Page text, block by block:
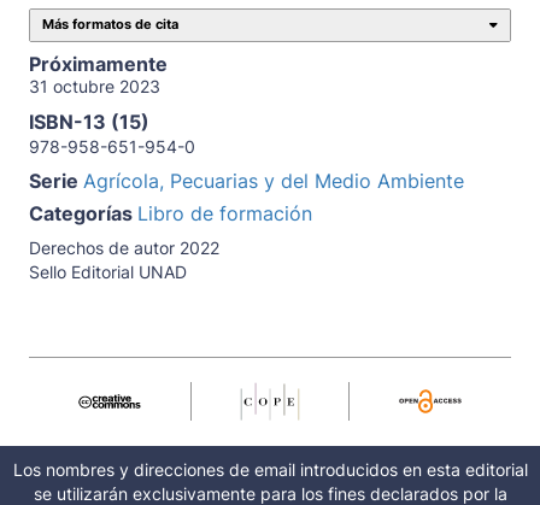
ISBN-13 (15)
978-958-651-954-0
Más formatos de cita
Serie Agrícola, Pecuarias y del Medio Ambiente
Categorías Libro de formación
Derechos de autor 2022
Sello Editorial UNAD
Próximamente
31 octubre 2023
Los nombres y direcciones de email introducidos en esta editorial
se utilizarán exclusivamente para los fines declarados por la